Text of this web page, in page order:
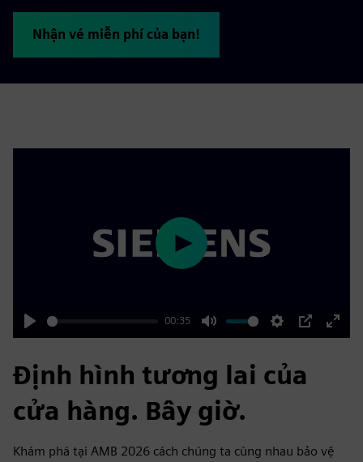
Nhận vé miễn phí của bạn!
Play
00:35
Mute Settings
PIP
Enter
Play
Định hình tương lai của
cửa hàng. Bây giờ.
Khám phá tại AMB 2026 cách chúng ta cùng nhau bảo vệ